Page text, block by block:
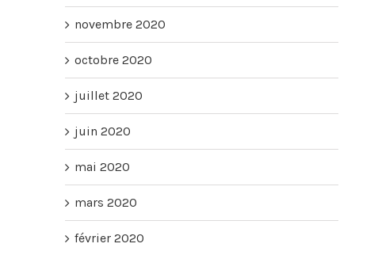
novembre 2020
octobre 2020
juillet 2020
juin 2020
mai 2020
mars 2020
février 2020